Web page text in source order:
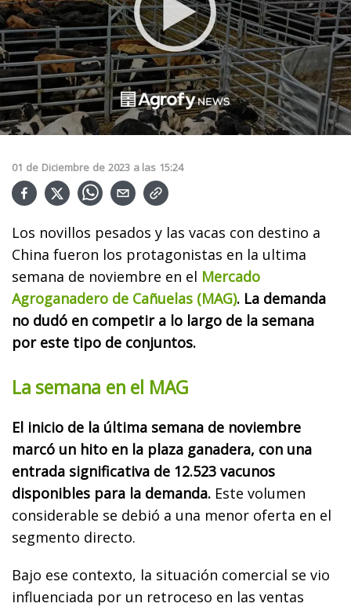
01 de Diciembre de 2023 a las 15:24
Los novillos pesados y las vacas con destino a
China fueron los protagonistas en la ultima
semana de noviembre en el Mercado
Agroganadero de Cañuelas (MAG). La demanda
no dudó en competir a lo largo de la semana
por este tipo de conjuntos.
La semana en el MAG
El inicio de la última semana de noviembre
marcó un hito en la plaza ganadera, con una
entrada significativa de 12.523 vacunos
disponibles para la demanda. Este volumen
considerable se debió a una menor oferta en el
segmento directo.
Bajo ese contexto, la situación comercial se vio
influenciada por un retroceso en las ventas